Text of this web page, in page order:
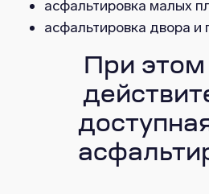
асфальтировка малых
асфальтировка двора и
При этом